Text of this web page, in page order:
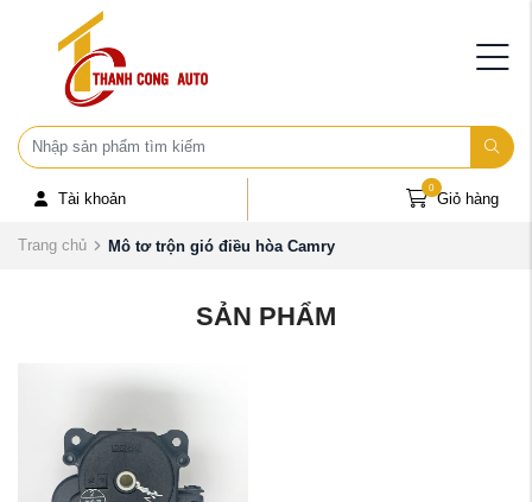
Tài khoản Giỏ hàng
0
Trang chủ Mô tơ trộn gió điều hòa Camry
SẢN PHẨM